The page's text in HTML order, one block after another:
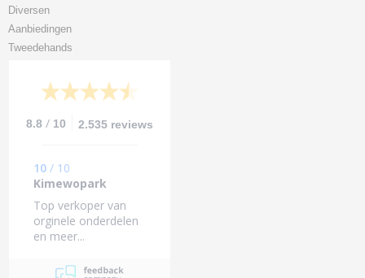
Diversen
Aanbiedingen
Tweedehands
8.8 / 10 2.535 reviews
10 / 10
Kimewopark
Top verkoper van
orginele onderdelen
en meer...